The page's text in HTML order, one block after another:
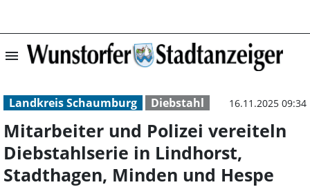
menu Mitarbeiter und
Landkreis Schaumburg Diebstahl 16.11.2025 09:34
Mitarbeiter und Polizei vereiteln
Diebstahlserie in Lindhorst,
Stadthagen, Minden und Hespe